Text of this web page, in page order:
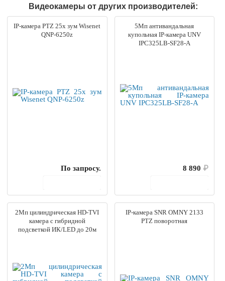
Видеокамеры от других производителей:
IP-камера PTZ 25х зум Wisenet
QNP-6250z
По запросу.
5Мп антивандальная
купольная IP-камера UNV
IPC325LB-SF28-A
8 890 ₽
2Мп цилиндрическая HD-TVI
камера с гибридной
подсветкой ИК/LED до 20м
IP-камера SNR OMNY 2133
PTZ поворотная